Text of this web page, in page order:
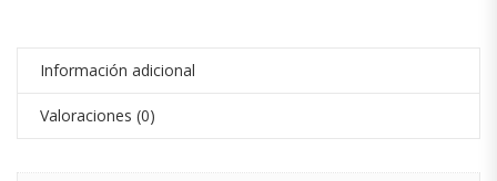
Información adicional
Valoraciones (0)